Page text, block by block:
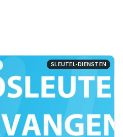
SLEUTEL-DIENSTEN